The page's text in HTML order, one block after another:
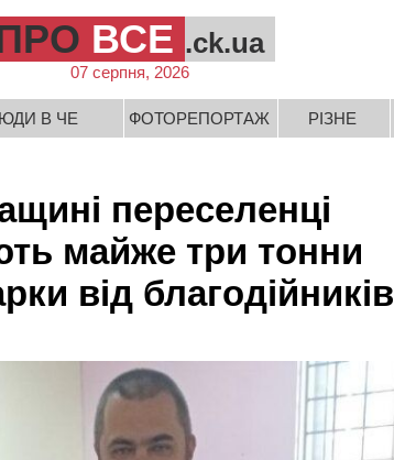
ВСЕ .ck.ua
07 серпня, 2026
В ЧЕ ФОТОРЕПОРТАЖ РІЗНЕ
переселенці
майже три тонни
від благодійників